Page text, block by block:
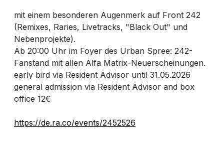
mit einem besonderen Augenmerk auf Front 242
(Remixes, Raries, Livetracks, "Black Out" und
Nebenprojekte).
Ab 20:00 Uhr im Foyer des Urban Spree: 242-
Fanstand mit allen Alfa Matrix-Neuerscheinungen.
early bird via Resident Advisor until 31.05.2026
general admission via Resident Advisor and box
office 12€
https://de.ra.co/events/2452526